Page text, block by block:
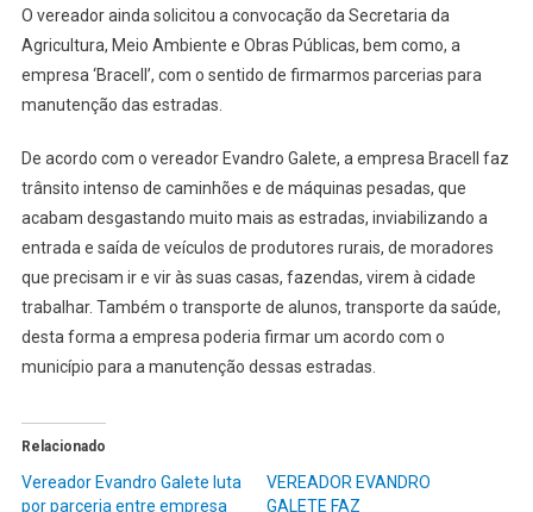
O vereador ainda solicitou a convocação da Secretaria da
Agricultura, Meio Ambiente e Obras Públicas, bem como, a
empresa ‘Bracell’, com o sentido de firmarmos parcerias para
manutenção das estradas.
De acordo com o vereador Evandro Galete, a empresa Bracell faz
trânsito intenso de caminhões e de máquinas pesadas, que
acabam desgastando muito mais as estradas, inviabilizando a
entrada e saída de veículos de produtores rurais, de moradores
que precisam ir e vir às suas casas, fazendas, virem à cidade
trabalhar. Também o transporte de alunos, transporte da saúde,
desta forma a empresa poderia firmar um acordo com o
município para a manutenção dessas estradas.
Relacionado
Vereador Evandro Galete luta
por parceria entre empresa
VEREADOR EVANDRO
GALETE FAZ